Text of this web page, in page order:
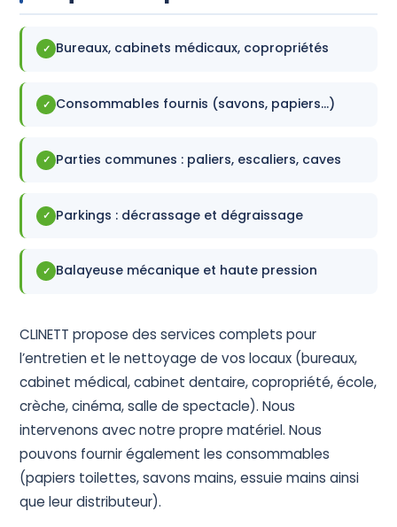
✓ Bureaux, cabinets médicaux, copropriétés
✓ Consommables fournis (savons, papiers...)
✓ Parties communes : paliers, escaliers, caves
✓ Parkings : décrassage et dégraissage
✓ Balayeuse mécanique et haute pression
CLINETT propose des services complets pour
l’entretien et le nettoyage de vos locaux (bureaux,
cabinet médical, cabinet dentaire, copropriété, école,
crèche, cinéma, salle de spectacle). Nous
intervenons avec notre propre matériel. Nous
pouvons fournir également les consommables
(papiers toilettes, savons mains, essuie mains ainsi
que leur distributeur).